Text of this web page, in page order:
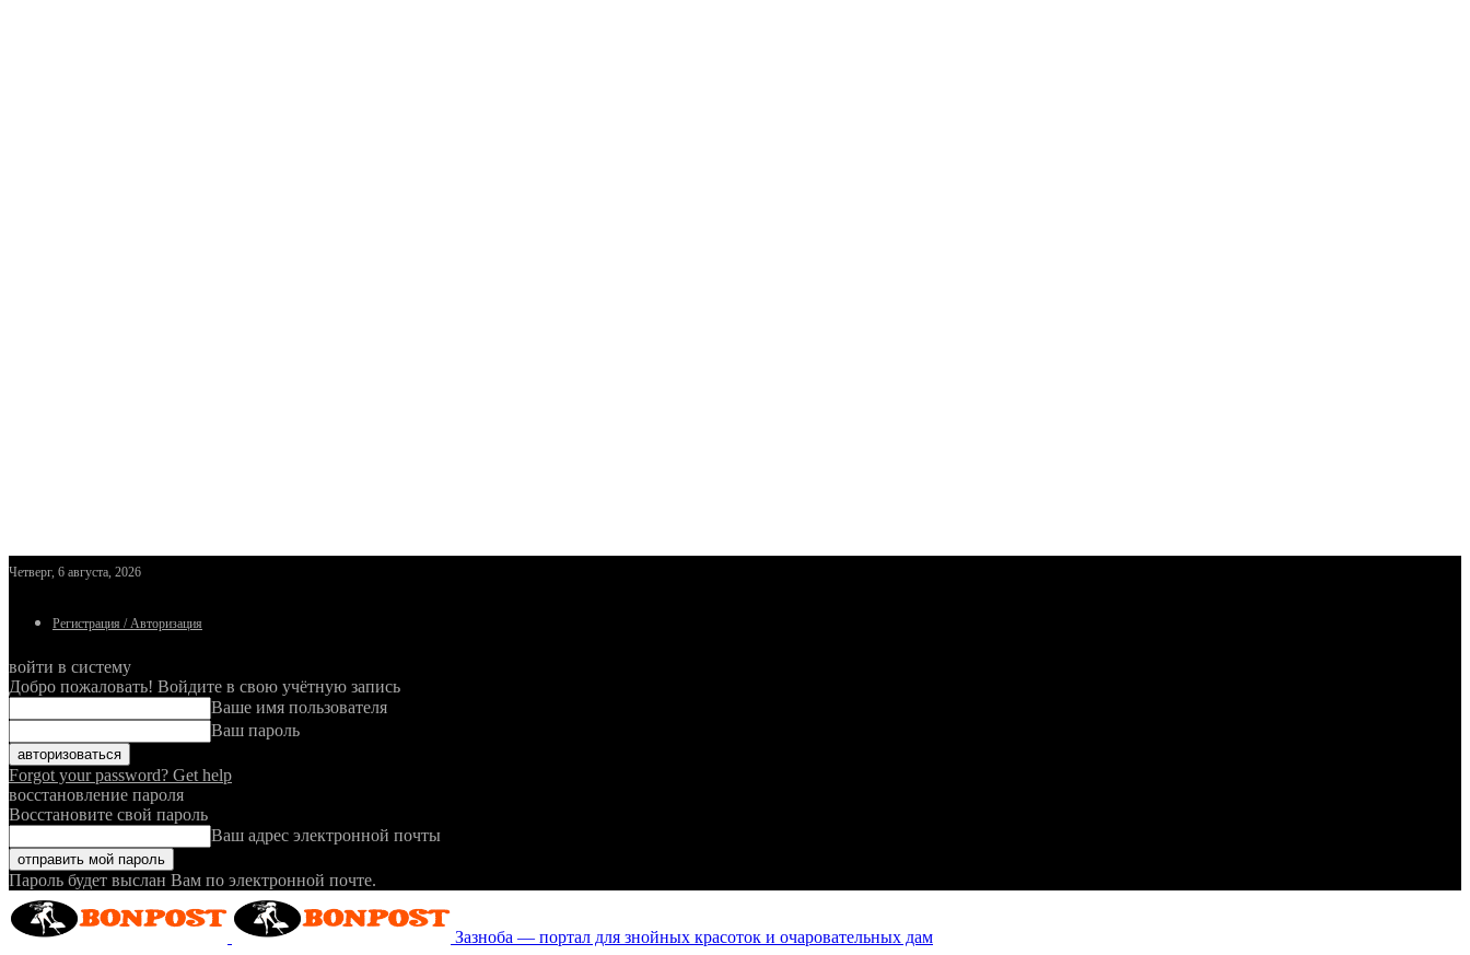
Четверг, 6 августа, 2026
Регистрация / Авторизация
войти в систему
Добро пожаловать! Войдите в свою учётную запись
Ваше имя пользователя
Ваш пароль
Forgot your password? Get help
восстановление пароля
Восстановите свой пароль
Ваш адрес электронной почты
Пароль будет выслан Вам по электронной почте.
Зазноба — портал для знойных красоток и очаровательных дам